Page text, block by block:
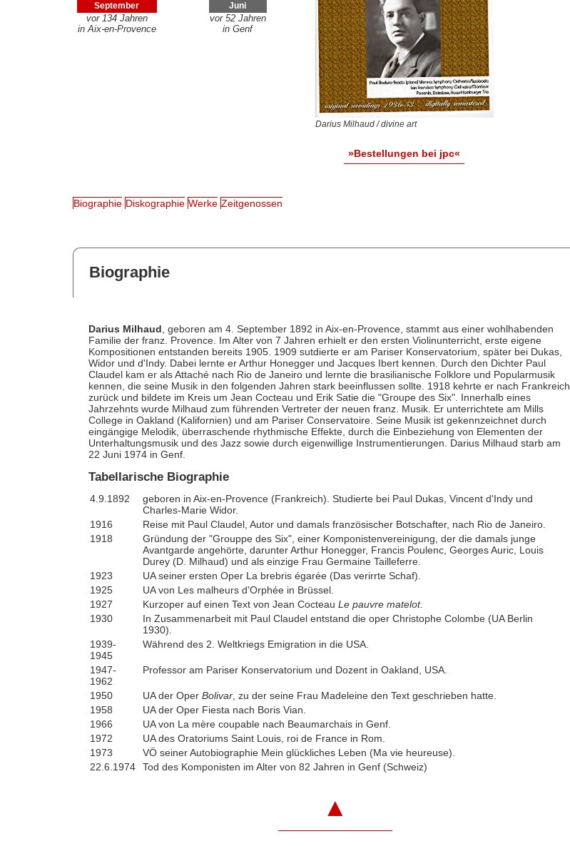
September
vor 134 Jahren
in Aix-en-Provence
Juni
vor 52 Jahren
in Genf
Darius Milhaud / divine art
»Bestellungen bei jpc«
Biographie Diskographie Werke Zeitgenossen
Biographie
Darius Milhaud , geboren am 4. September 1892 in Aix-en-Provence, stammt aus einer wohlhabenden
Familie der franz. Provence. Im Alter von 7 Jahren erhielt er den ersten Violinunterricht, erste eigene
Kompositionen entstanden bereits 1905. 1909 sutdierte er am Pariser Konservatorium, später bei Dukas,
Widor und d'Indy. Dabei lernte er Arthur Honegger und Jacques Ibert kennen. Durch den Dichter Paul
Claudel kam er als Attaché nach Rio de Janeiro und lernte die brasilianische Folklore und Popularmusik
kennen, die seine Musik in den folgenden Jahren stark beeinflussen sollte. 1918 kehrte er nach Frankreich
zurück und bildete im Kreis um Jean Cocteau und Erik Satie die "Groupe des Six". Innerhalb eines
Jahrzehnts wurde Milhaud zum führenden Vertreter der neuen franz. Musik. Er unterrichtete am Mills
College in Oakland (Kalifornien) und am Pariser Conservatoire. Seine Musik ist gekennzeichnet durch
eingängige Melodik, überraschende rhythmische Effekte, durch die Einbeziehung von Elementen der
Unterhaltungsmusik und des Jazz sowie durch eigenwillige Instrumentierungen. Darius Milhaud starb am
22 Juni 1974 in Genf.
Tabellarische Biographie
4.9.1892
geboren in Aix-en-Provence (Frankreich). Studierte bei Paul Dukas, Vincent d'Indy und
Charles-Marie Widor.
1916
Reise mit Paul Claudel, Autor und damals französischer Botschafter, nach Rio de Janeiro.
1918
Gründung der "Grouppe des Six", einer Komponistenvereinigung, der die damals junge
Avantgarde angehörte, darunter Arthur Honegger, Francis Poulenc, Georges Auric, Louis
Durey (D. Milhaud) und als einzige Frau Germaine Tailleferre.
1923
UA seiner ersten Oper La brebris égarée (Das verirrte Schaf).
1925
UA von Les malheurs d'Orphée in Brüssel.
1927
Kurzoper auf einen Text von Jean Cocteau Le pauvre matelot.
1930
In Zusammenarbeit mit Paul Claudel entstand die oper Christophe Colombe (UA Berlin
1930).
1939-
1945
Während des 2. Weltkriegs Emigration in die USA.
1947-
1962
Professor am Pariser Konservatorium und Dozent in Oakland, USA.
1950 UA der Oper Bolivar, zu der seine Frau Madeleine den Text geschrieben hatte.
1958
UA der Oper Fiesta nach Boris Vian.
1966
UA von La mère coupable nach Beaumarchais in Genf.
1972
UA des Oratoriums Saint Louis, roi de France in Rom.
1973
VÖ seiner Autobiographie Mein glückliches Leben (Ma vie heureuse).
22.6.1974
Tod des Komponisten im Alter von 82 Jahren in Genf (Schweiz)
▲